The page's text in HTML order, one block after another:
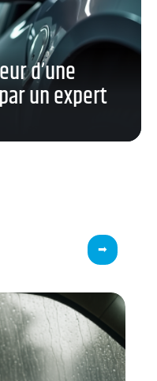
d’une
un expert